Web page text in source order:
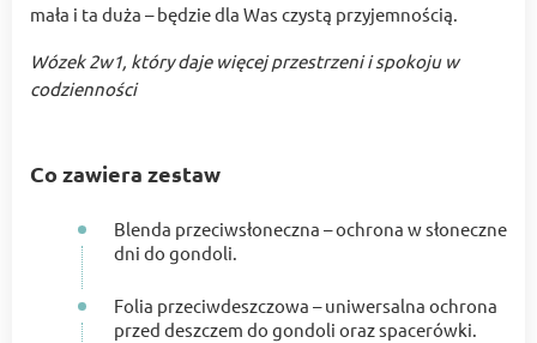
mała i ta duża – będzie dla Was czystą przyjemnością.
Wózek 2w1, który daje więcej przestrzeni i spokoju w
codzienności
Co zawiera zestaw
Blenda przeciwsłoneczna – ochrona w słoneczne
dni do gondoli.
Folia przeciwdeszczowa – uniwersalna ochrona
przed deszczem do gondoli oraz spacerówki.